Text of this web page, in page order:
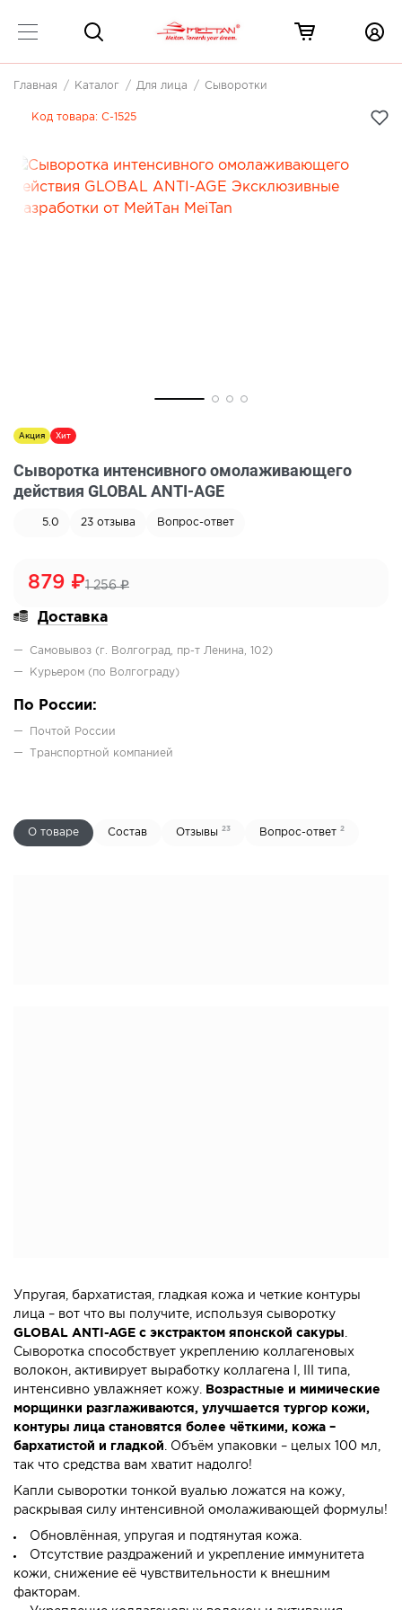
Главная Каталог Для лица Сыворотки
Сыворотка интенсивного омолаживающего
действия GLOBAL ANTI-AGE
5.0 23 отзыва Вопрос-ответ
Код товара: C-1525
Акция Хит
879 ₽1 256₽
Доставка
Самовывоз (г. Волгоград, пр-т Ленина, 102)
Курьером (по Волгограду)
По России:
Почтой России
Транcпортной компанией
О товаре Состав Отзывы 23 Вопрос-ответ 2
Упругая, бархатистая, гладкая кожа и четкие контуры
лица – вот что вы получите, используя сыворотку
GLOBAL ANTI-AGE с экстрактом японской сакуры
Сыворотка способствует укреплению коллагеновых
волокон, активирует выработку коллагена I, III типа,
интенсивно увлажняет кожу.
Возрастные и мимические
морщинки разглаживаются, улучшается тургор кожи,
контуры лица становятся более чёткими, кожа –
бархатистой и гладкой . Объём упаковки – целых 100 мл,
так что средства вам хватит надолго!
Капли сыворотки тонкой вуалью ложатся на кожу,
раскрывая силу интенсивной омолаживающей формулы!
Обновлённая, упругая и подтянутая кожа.
Отсутствие раздражений и укрепление иммунитета
кожи, снижение её чувствительности к внешним
факторам.